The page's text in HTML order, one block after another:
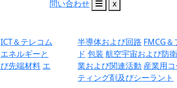
問い合わせ
x
ICT＆テレコム
エネルギーと
先端材料 エ
半導体および回路 FMCG＆
ド 包装 航空宇宙および防衛
業および関連活動 産業用
ティング剤及びシーラント